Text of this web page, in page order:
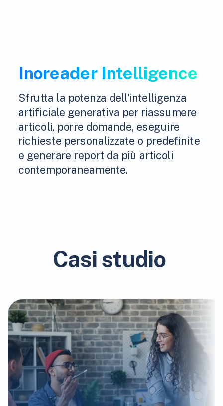
Inoreader Intelligence
Sfrutta la potenza dell'intelligenza
artificiale generativa per riassumere
articoli, porre domande, eseguire
richieste personalizzate o predefinite
e generare report da più articoli
contemporaneamente.
Casi studio